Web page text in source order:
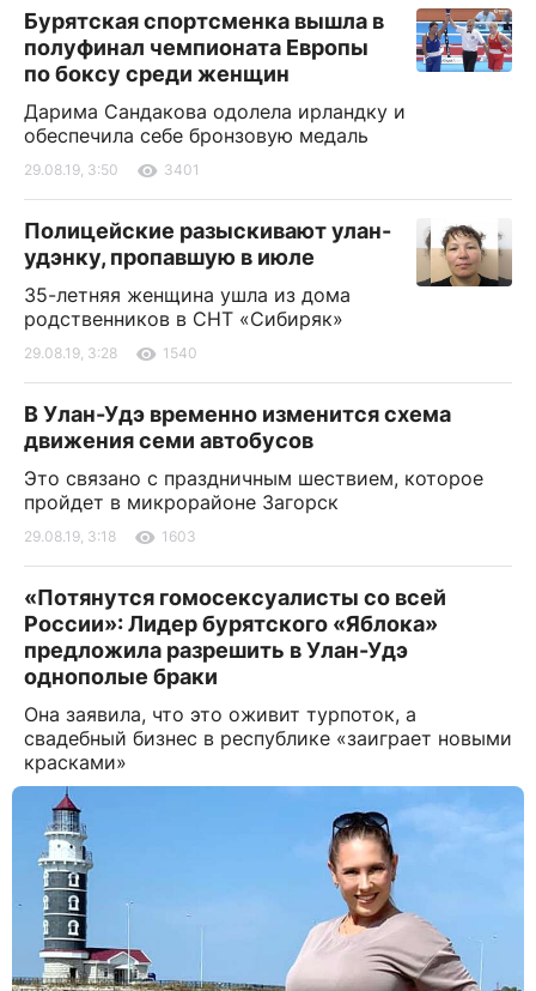
Бурятская спортсменка вышла в
полуфинал чемпионата Европы
по боксу среди женщин
Дарима Сандакова одолела ирландку и
обеспечила себе бронзовую медаль
29.08.19, 3:50 3401
Полицейские разыскивают улан-
удэнку, пропавшую в июле
35-летняя женщина ушла из дома
родственников в СНТ «Сибиряк»
29.08.19, 3:28 1540
В Улан-Удэ временно изменится схема
движения семи автобусов
Это связано с праздничным шествием, которое
пройдет в микрорайоне Загорск
29.08.19, 3:18 1603
«Потянутся гомосексуалисты со всей
России»: Лидер бурятского «Яблока»
предложила разрешить в Улан-Удэ
однополые браки
Она заявила, что это оживит турпоток, а
свадебный бизнес в республике «заиграет новыми
красками»